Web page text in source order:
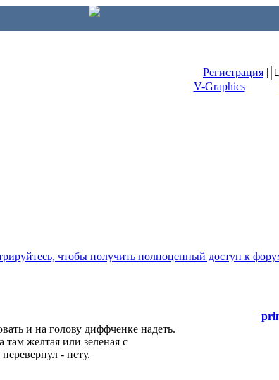
Регистрация |
V-Graphics
чтобы получить полноценный доступ к
и на голову диффченке надеть.
там желтая или зеленая с
- нету.